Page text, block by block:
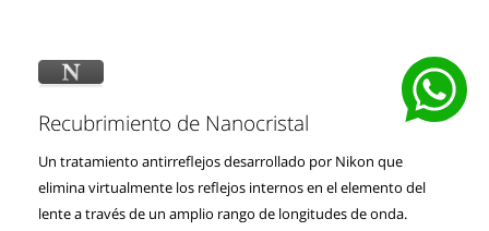
Recubrimiento de Nanocristal
Un tratamiento antirreflejos desarrollado por Nikon que
elimina virtualmente los reflejos internos en el elemento del
lente a través de un amplio rango de longitudes de onda.